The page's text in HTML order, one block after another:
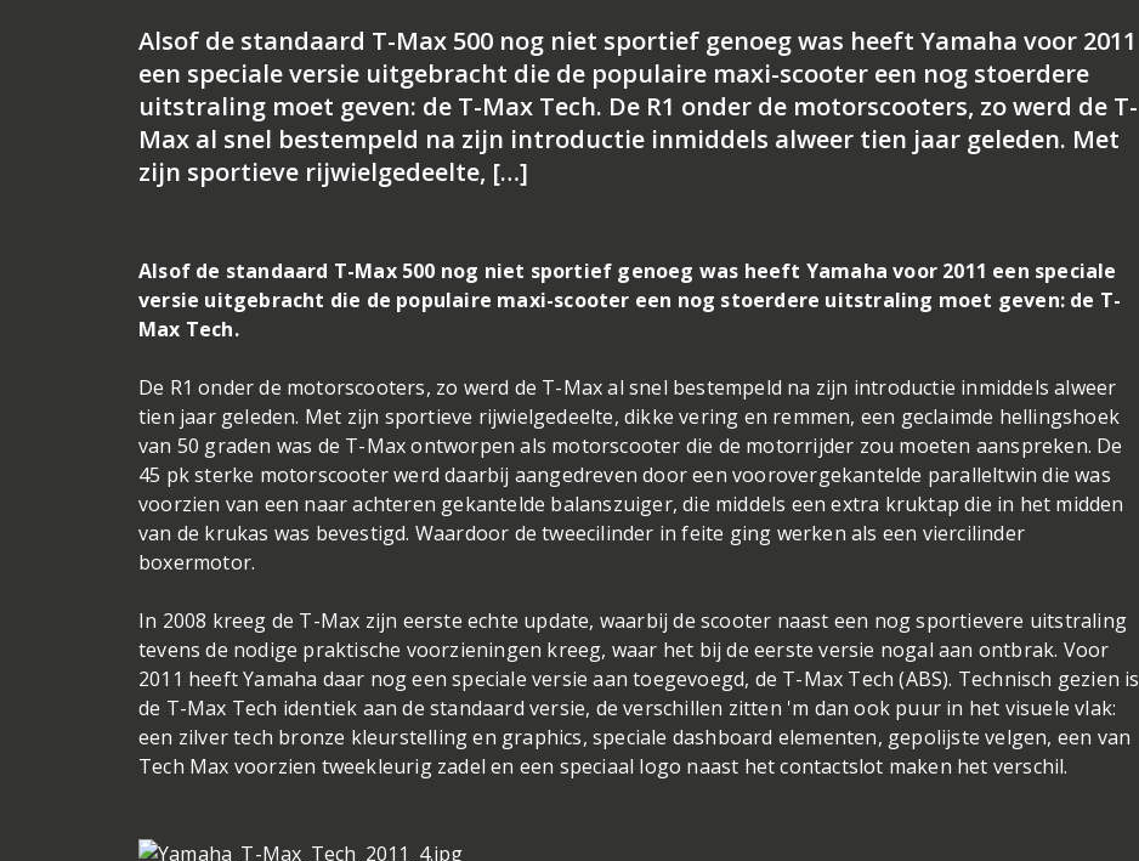
Alsof de standaard T-Max 500 nog niet sportief genoeg was heeft Yamaha voor 2011
een speciale versie uitgebracht die de populaire maxi-scooter een nog stoerdere
uitstraling moet geven: de T-Max Tech. De R1 onder de motorscooters, zo werd de T-
Max al snel bestempeld na zijn introductie inmiddels alweer tien jaar geleden. Met
zijn sportieve rijwielgedeelte, […]
Alsof de standaard T-Max 500 nog niet sportief genoeg was heeft Yamaha voor 2011 een speciale
versie uitgebracht die de populaire maxi-scooter een nog stoerdere uitstraling moet geven: de T-
Max Tech.
De R1 onder de motorscooters, zo werd de T-Max al snel bestempeld na zijn introductie inmiddels alweer
tien jaar geleden. Met zijn sportieve rijwielgedeelte, dikke vering en remmen, een geclaimde hellingshoek
van 50 graden was de T-Max ontworpen als motorscooter die de motorrijder zou moeten aanspreken. De
45 pk sterke motorscooter werd daarbij aangedreven door een voorovergekantelde paralleltwin die was
voorzien van een naar achteren gekantelde balanszuiger, die middels een extra kruktap die in het midden
van de krukas was bevestigd. Waardoor de tweecilinder in feite ging werken als een viercilinder
boxermotor.
In 2008 kreeg de T-Max zijn eerste echte update, waarbij de scooter naast een nog sportievere uitstraling
tevens de nodige praktische voorzieningen kreeg, waar het bij de eerste versie nogal aan ontbrak. Voor
2011 heeft Yamaha daar nog een speciale versie aan toegevoegd, de T-Max Tech (ABS). Technisch gezien is
de T-Max Tech identiek aan de standaard versie, de verschillen zitten 'm dan ook puur in het visuele vlak:
een zilver tech bronze kleurstelling en graphics, speciale dashboard elementen, gepolijste velgen, een van
Tech Max voorzien tweekleurig zadel en een speciaal logo naast het contactslot maken het verschil.